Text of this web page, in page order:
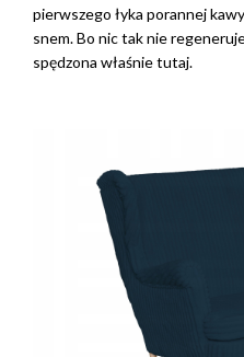
pierwszego łyka porannej
snem. Bo nic tak nie
spędzona właśnie tutaj.